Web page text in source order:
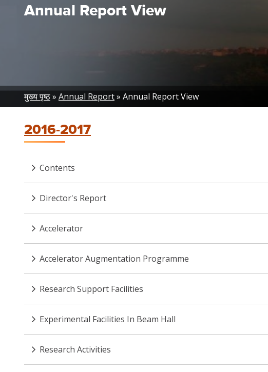
Annual Report View
Breadcrumb
मुख्य पृष्ठ Annual Report Annual Report View
2016-2017
Contents
Director's Report
Accelerator
Accelerator Augmentation Programme
Research Support Facilities
Experimental Facilities In Beam Hall
Research Activities